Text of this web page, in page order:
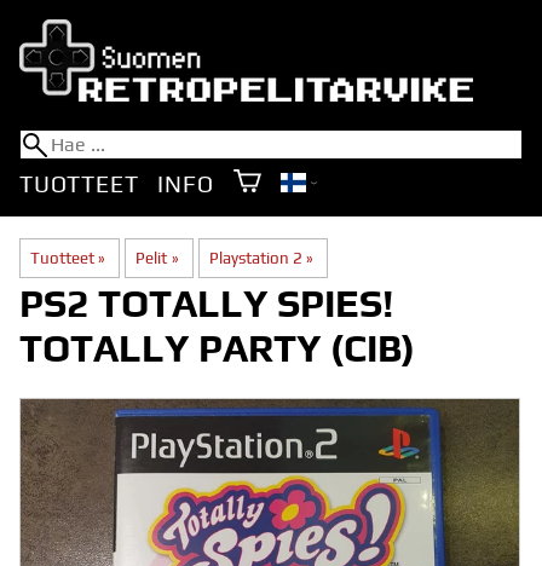
TUOTTEET INFO
Tuotteet ‪» Pelit ‪» Playstation 2 ‪»
PS2 TOTALLY SPIES!
TOTALLY PARTY (CIB)